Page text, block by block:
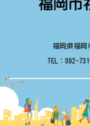
福岡県福岡
TEL： 092-